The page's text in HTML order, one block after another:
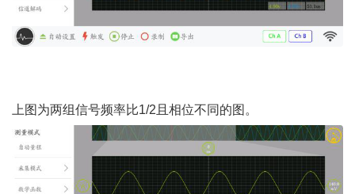
上图为两组信号频率比1/2且相位不同的图。